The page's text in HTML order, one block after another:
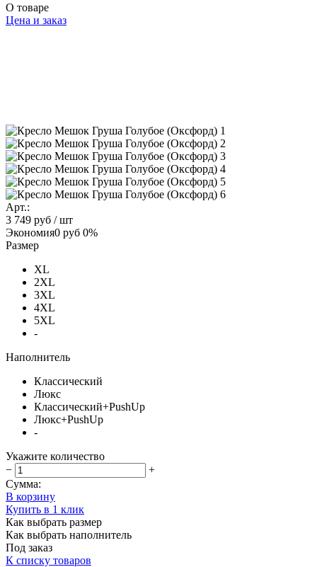
О товаре
Цена и заказ
Арт.:
3 749 руб / шт
Экономия0 руб 0%
Размер
XL
2XL
3XL
4XL
5XL
-
Наполнитель
Классический
Люкс
Классический+PushUp
Люкс+PushUp
-
Укажите количество
−
+
Сумма:
В корзину
Купить в 1 клик
Как выбрать размер
Как выбрать наполнитель
Под заказ
К списку товаров